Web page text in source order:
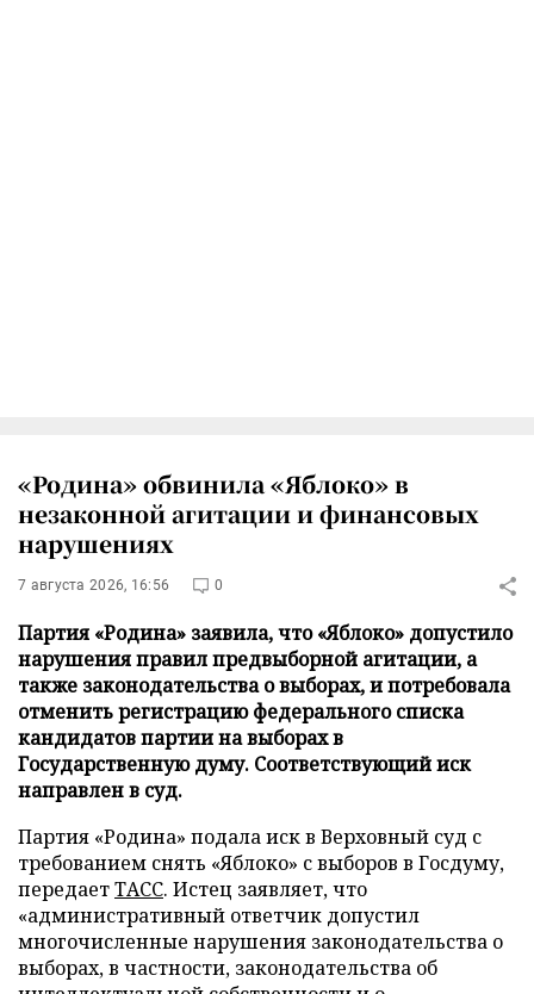
«Родина» обвинила «Яблоко» в
незаконной агитации и финансовых
нарушениях
7 августа 2026, 16:56 0
Партия «Родина» заявила, что «Яблоко» допустило
нарушения правил предвыборной агитации, а
также законодательства о выборах, и потребовала
отменить регистрацию федерального списка
кандидатов партии на выборах в
Государственную думу. Соответствующий иск
направлен в суд.
Партия «Родина» подала иск в Верховный суд с
требованием снять «Яблоко» с выборов в Госдуму,
передаетТАСС. Истец заявляет, что
«административный ответчик допустил
многочисленные нарушения законодательства о
выборах, в частности, законодательства об